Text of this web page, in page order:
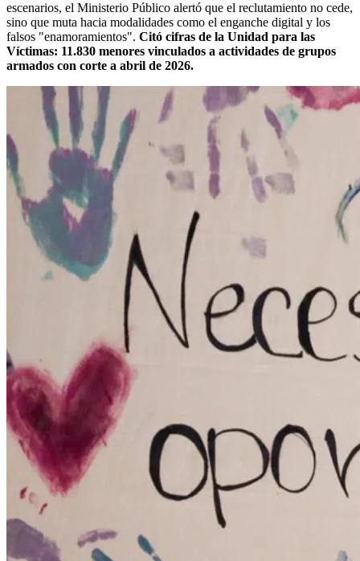
escenarios, el Ministerio Público alertó que el reclutamiento no cede,
sino que muta hacia modalidades como el enganche digital y los
falsos "enamoramientos". Citó cifras de la Unidad para las
Víctimas: 11.830 menores vinculados a actividades de grupos
armados con corte a abril de 2026.